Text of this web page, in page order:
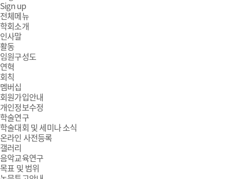
Sign up
전체메뉴
학회소개
인사말
활동
임원구성도
연혁
회칙
멤버십
회원가입안내
개인정보수정
학술연구
학술대회 및 세미나 소식
온라인 사전등록
갤러리
음악교육연구
목표 및 범위